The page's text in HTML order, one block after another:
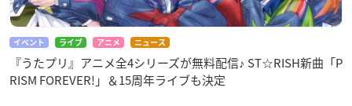
イベント ライブ アニメ ニュース
『うたプリ』アニメ全4シリーズが無料配信♪ ST☆RISH新曲「P
RISM FOREVER!」＆15周年ライブも決定